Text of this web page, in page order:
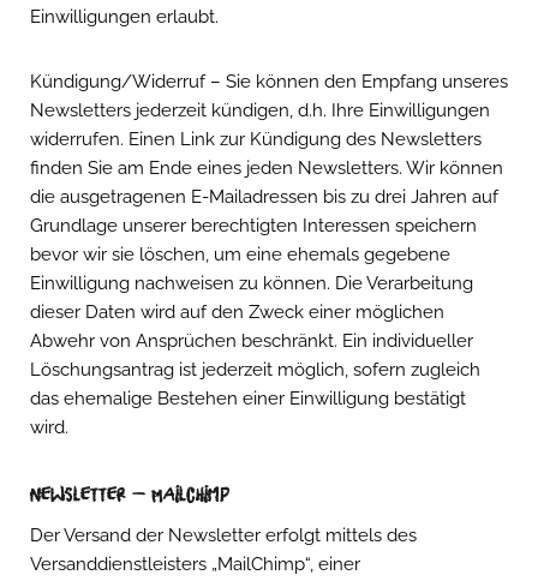
Einwilligungen erlaubt.
Kündigung/Widerruf – Sie können den Empfang unseres
Newsletters jederzeit kündigen, d.h. Ihre Einwilligungen
widerrufen. Einen Link zur Kündigung des Newsletters
finden Sie am Ende eines jeden Newsletters. Wir können
die ausgetragenen E-Mailadressen bis zu drei Jahren auf
Grundlage unserer berechtigten Interessen speichern
bevor wir sie löschen, um eine ehemals gegebene
Einwilligung nachweisen zu können. Die Verarbeitung
dieser Daten wird auf den Zweck einer möglichen
Abwehr von Ansprüchen beschränkt. Ein individueller
Löschungsantrag ist jederzeit möglich, sofern zugleich
das ehemalige Bestehen einer Einwilligung bestätigt
wird.
Newsletter – Mailchimp
Der Versand der Newsletter erfolgt mittels des
Versanddienstleisters „MailChimp“, einer